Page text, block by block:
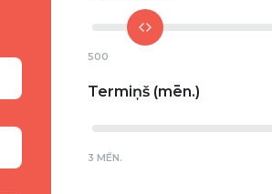
500
Termiņš
3 MĒN.